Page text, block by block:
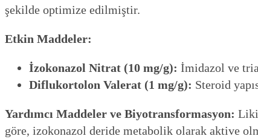
şekilde optimize edilmiştir.
Etkin Maddeler:
İzokonazol Nitrat (10 mg/g): İmidazol ve
Diflukortolon Valerat (1 mg/g): Steroid
Yardımcı Maddeler ve Biyotransformasyon:
göre, izokonazol deride metabolik olarak aktive